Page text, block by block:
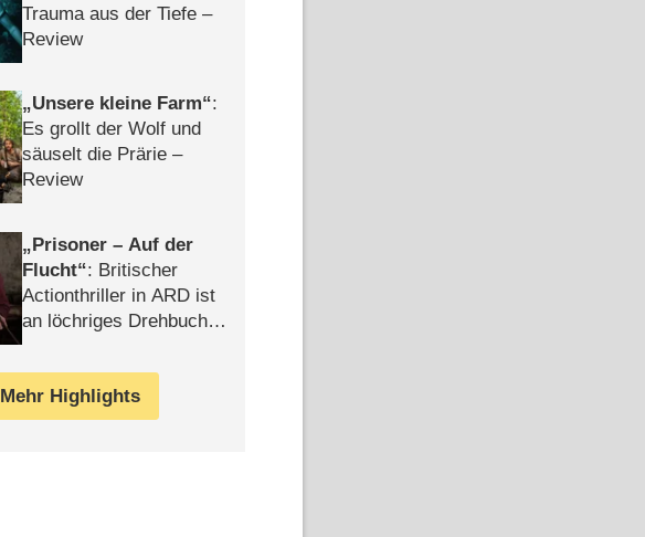
Trauma aus der Tiefe –
Review
Unsere kleine Farm :
Es grollt der Wolf und
säuselt die Prärie –
Review
Prisoner – Auf der
Flucht : Britischer
Actionthriller in ARD ist
an löchriges Drehbuch
Mehr Highlights